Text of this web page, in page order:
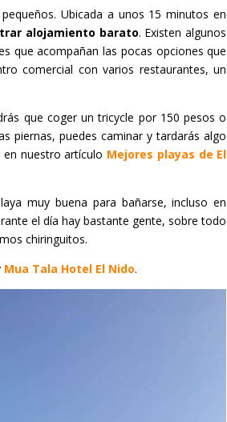
Ubicada a unos 15 minutos en
alojamiento barato. Existen algunos
que acompañan las pocas opciones que
comercial con varios restaurantes, un
que coger un tricycle por 150 pesos o
piernas, puedes caminar y tardarás algo
nuestro artículo Mejores playas de El
muy buena para bañarse, incluso en
el día hay bastante gente, sobre todo
chiringuitos.
Mua Tala Hotel El Nido.